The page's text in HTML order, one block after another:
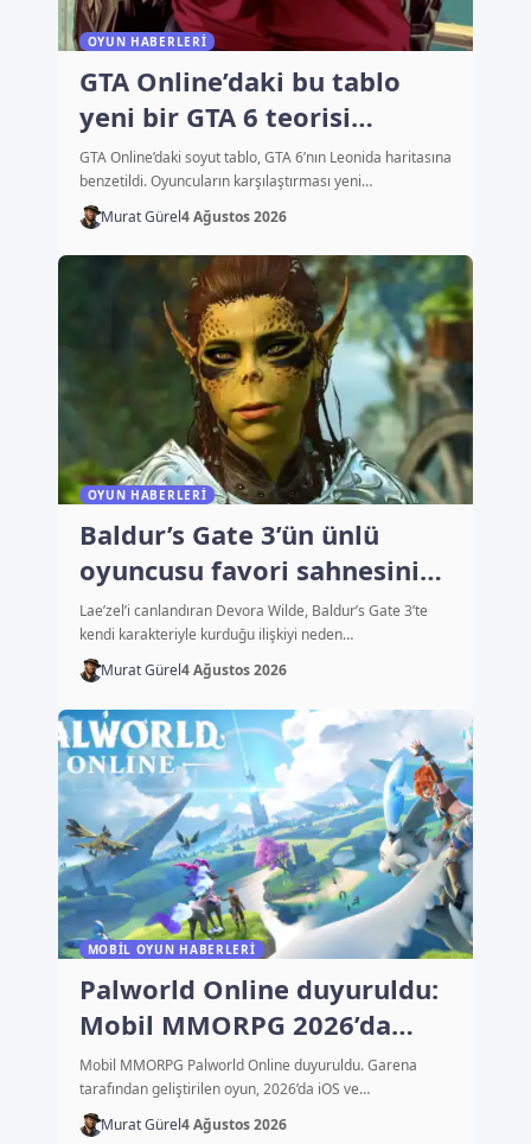
OYUN HABERLERI
GTA Online’daki bu tablo
yeni bir GTA 6 teorisi
başlattı
GTA Online’daki soyut tablo, GTA 6’nın Leonida haritasına
benzetildi. Oyuncuların karşılaştırması yeni…
Murat Gürel4 Ağustos 2026
OYUN HABERLERI
Baldur’s Gate 3’ün ünlü
oyuncusu favori sahnesini
açıkladı
Lae’zel’i canlandıran Devora Wilde, Baldur’s Gate 3’te
kendi karakteriyle kurduğu ilişkiyi neden…
Murat Gürel4 Ağustos 2026
MOBIL OYUN HABERLERI
Palworld Online duyuruldu:
Mobil MMORPG 2026’da
çıkacak
Mobil MMORPG Palworld Online duyuruldu. Garena
tarafından geliştirilen oyun, 2026’da iOS ve…
Murat Gürel4 Ağustos 2026